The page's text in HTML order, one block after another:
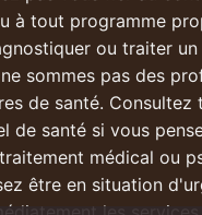
à tout programme
ou traiter
sommes pas des
de santé. Consultez
de santé si vous
médical ou
être en situation